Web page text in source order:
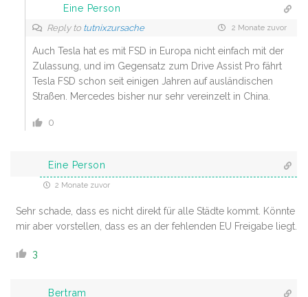
Eine Person
Reply to tutnixzursache 2 Monate zuvor
Auch Tesla hat es mit FSD in Europa nicht einfach mit der
Zulassung, und im Gegensatz zum Drive Assist Pro fährt
Tesla FSD schon seit einigen Jahren auf ausländischen
Straßen. Mercedes bisher nur sehr vereinzelt in China.
0
Eine Person
2 Monate zuvor
Sehr schade, dass es nicht direkt für alle Städte kommt. Könnte
mir aber vorstellen, dass es an der fehlenden EU Freigabe liegt.
3
Bertram